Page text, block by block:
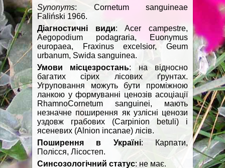
Synonyms: Cornetum sanguineае
Faliński 1966.
Діагностичні види: Acer campestre,
Aegopodium podagraria, Euonymus
europaea, Fraxinus excelsior, Geum
urbanum, Swida sanguinea.
Умови місцезростань: на відносно
багатих сірих лісових ґрунтах.
Угруповання можуть бути проміжною
ланкою у формуванні ценозів асоціації
RhamnoCornetum sanguinei, мають
незначне поширення як узлісні ценози
уздовж грабових (Carpinion betuli) і
ясеневих (Alnion incanae) лісів.
Поширення в Україні: Карпати,
Полісся, Лісостеп.
Синсозологічний статус: не має.